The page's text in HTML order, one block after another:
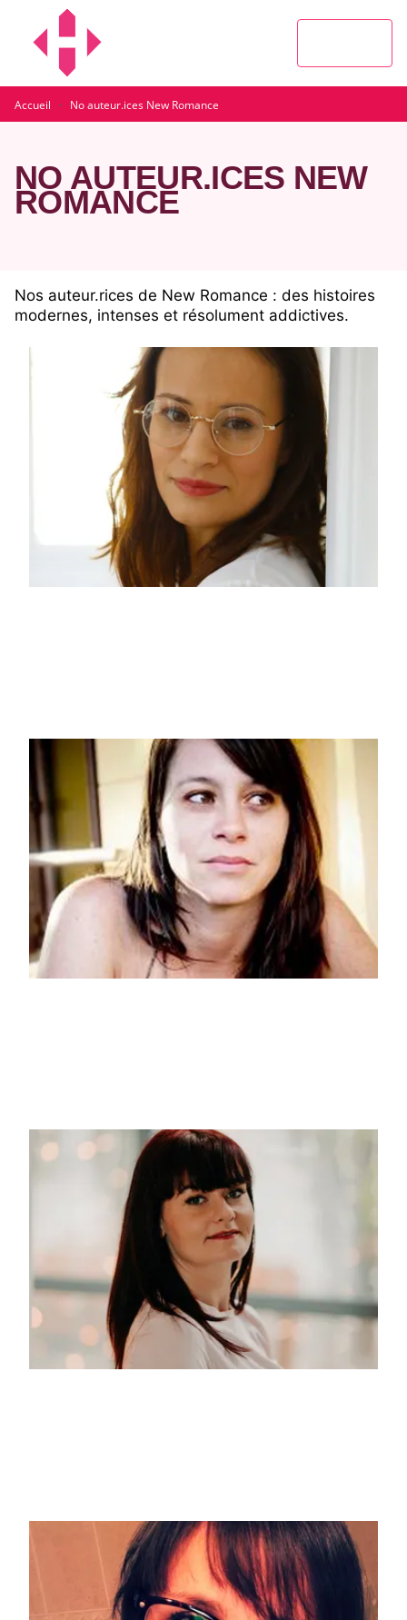
MENU
Accueil · No auteur.ices New Romance
NO AUTEUR.ICES NEW
ROMANCE
Nos auteur.rices de New Romance : des histoires
modernes, intenses et résolument addictives.
Gaïa Alexia
Angel Arekin
Flora Armonie